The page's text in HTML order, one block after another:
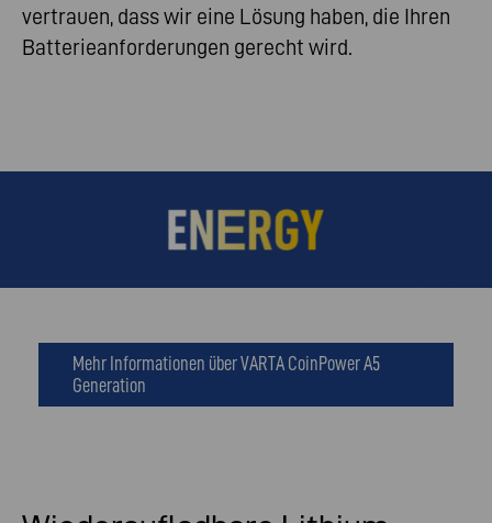
vertrauen, dass wir eine Lösung haben, die Ihren
Batterieanforderungen gerecht wird.
Mehr Informationen über VARTA CoinPower A5
Generation